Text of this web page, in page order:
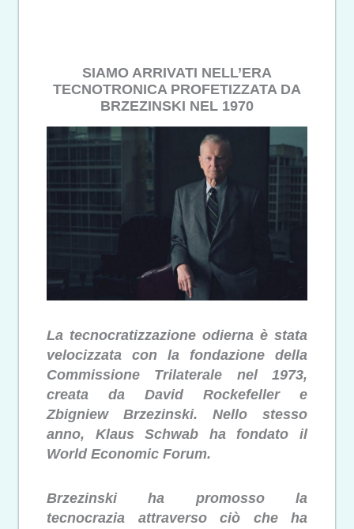
SIAMO ARRIVATI NELL’ERA
TECNOTRONICA PROFETIZZATA DA
BRZEZINSKI NEL 1970
La tecnocratizzazione odierna è stata
velocizzata con la fondazione della
Commissione Trilaterale nel 1973,
creata da David Rockefeller e
Zbigniew Brzezinski. Nello stesso
anno, Klaus Schwab ha fondato il
World Economic Forum.
Brzezinski ha promosso la
tecnocrazia attraverso ciò che ha